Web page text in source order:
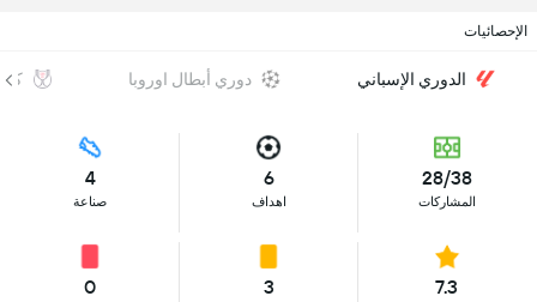
الإحصائيات
الدوري الإسباني دوري أبطال اوروبا
28/38
المشاركات
6
اهداف
4
صناعة
7.3
3
0